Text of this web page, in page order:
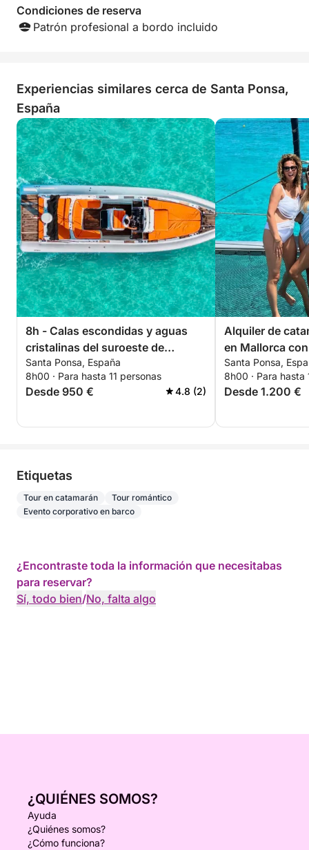
Condiciones de reserva
Patrón profesional a bordo incluido
Experiencias similares cerca de Santa Ponsa,
España
8h - Calas escondidas y aguas
cristalinas del suroeste de
Mallorca
Santa Ponsa, España
8h00 · Para hasta 11 personas
Desde 950 € 4.8 (2)
Alquiler de
en Mallorca
itinerario
Santa Ponsa,
8h00 · Para hasta
Desde 1.200 €
Etiquetas
Tour en catamarán
Tour romántico
Evento corporativo en barco
¿Encontraste toda la información que necesitabas
para reservar?
Sí, todo bien/No, falta algo
¿QUIÉNES SOMOS?
Ayuda
¿Quiénes somos?
¿Cómo funciona?